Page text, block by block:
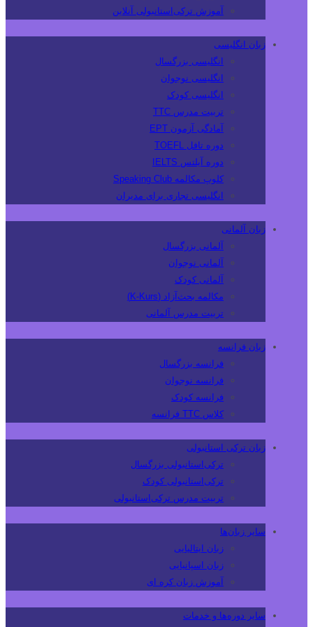
آموزش ترکی‌استانبولی آنلاین
زبان انگلیسی
انگلیسی بزرگسال
انگلیسی نوجوان
انگلیسی کودک
تربیت مدرس TTC
آمادگی آزمون EPT
دوره تافل TOEFL
دوره آیلتس IELTS
کلوپ مکالمه Speaking Club
انگلیسی تجاری برای مدیران
زبان آلمانی
آلمانی بزرگسال
آلمانی نوجوان
آلمانی کودک
مکالمه بحث‌آزاد (K-Kurs)
تربیت مدرس آلمانی
زبان فرانسه
فرانسه بزرگسال
فرانسه نوجوان
فرانسه کودک
کلاس TTC فرانسه
زبان ترکی استانبولی
ترکی‌استانبولی بزرگسال
ترکی‌استانبولی کودک
تربیت مدرس ترکی‌استانبولی
سایر زبان‌ها
زبان ایتالیایی
زبان اسپانیایی
آموزش زبان کره ای
سایر دوره‌ها و خدمات